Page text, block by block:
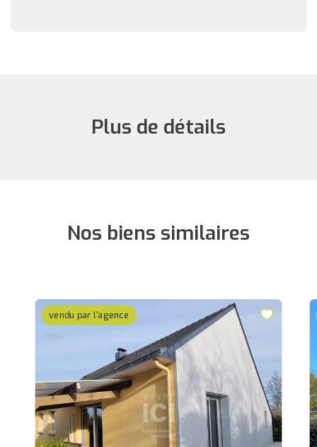
Plus de détails
Nos biens similaires
vendu par l'agence